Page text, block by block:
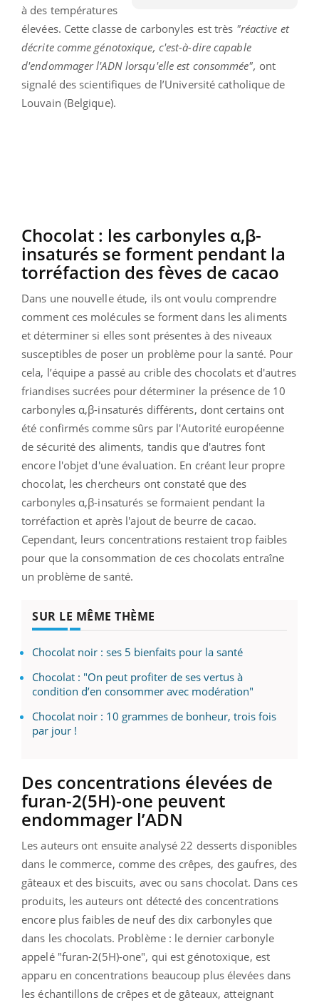
à des températures
élevées. Cette classe de carbonyles est très "réactive et
décrite comme génotoxique, c'est-à-dire capable
d'endommager l'ADN lorsqu'elle est consommée", ont
signalé des scientifiques de l’Université catholique de
Louvain (Belgique).
Chocolat : les carbonyles α,β-
insaturés se forment pendant la
torréfaction des fèves de cacao
Dans une nouvelle étude, ils ont voulu comprendre
comment ces molécules se forment dans les aliments
et déterminer si elles sont présentes à des niveaux
susceptibles de poser un problème pour la santé. Pour
cela, l’équipe a passé au crible des chocolats et d'autres
friandises sucrées pour déterminer la présence de 10
carbonyles α,β-insaturés différents, dont certains ont
été confirmés comme sûrs par l'Autorité européenne
de sécurité des aliments, tandis que d'autres font
encore l'objet d'une évaluation. En créant leur propre
chocolat, les chercheurs ont constaté que des
carbonyles α,β-insaturés se formaient pendant la
torréfaction et après l'ajout de beurre de cacao.
Cependant, leurs concentrations restaient trop faibles
pour que la consommation de ces chocolats entraîne
un problème de santé.
SUR LE MÊME THÈME
Chocolat noir : ses 5 bienfaits pour la santé
Chocolat : "On peut profiter de ses vertus à
condition d’en consommer avec modération"
Chocolat noir : 10 grammes de bonheur, trois fois
par jour !
Des concentrations élevées de
furan-2(5H)-one peuvent
endommager l’ADN
Les auteurs ont ensuite analysé 22 desserts disponibles
dans le commerce, comme des crêpes, des gaufres, des
gâteaux et des biscuits, avec ou sans chocolat. Dans ces
produits, les auteurs ont détecté des concentrations
encore plus faibles de neuf des dix carbonyles que
dans les chocolats. Problème : le dernier carbonyle
appelé "furan-2(5H)-one", qui est génotoxique, est
apparu en concentrations beaucoup plus élevées dans
les échantillons de crêpes et de gâteaux, atteignant